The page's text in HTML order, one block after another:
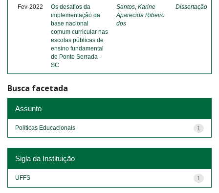
Fev-2022
Os desafios da
implementação da
base nacional
comum curricular nas
escolas públicas de
ensino fundamental
de Ponte Serrada -
SC
Santos, Karine
Aparecida Ribeiro
dos
Dissertação
Busca facetada
Assunto
1
Políticas Educacionais
Sigla da Instituição
1
UFFS